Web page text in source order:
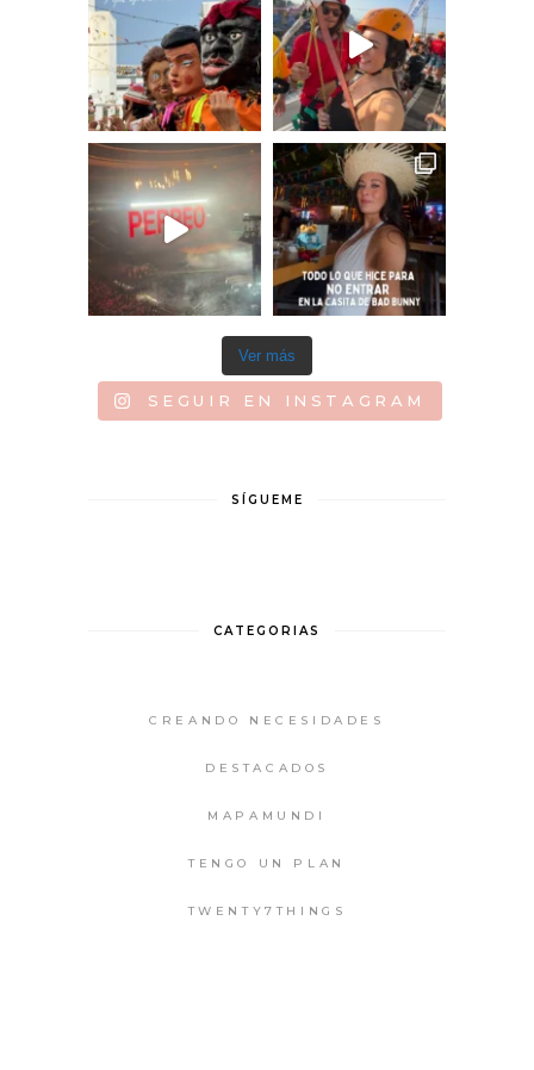
Ver más
SEGUIR EN INSTAGRAM
SÍGUEME
CATEGORIAS
CREANDO NECESIDADES
DESTACADOS
MAPAMUNDI
TENGO UN PLAN
TWENTY7THINGS